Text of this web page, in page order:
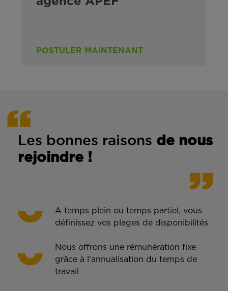
POSTULER MAINTENANT
Les bonnes raisons de nous
rejoindre !
A temps plein ou temps partiel, vous
définissez vos plages de disponibilités
Nous offrons une rémunération fixe
grâce à l’annualisation du temps de
travail